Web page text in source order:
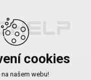
cookies
našem webu!